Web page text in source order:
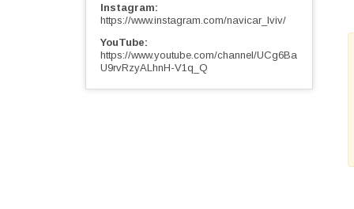
Instagram
https://www.instagram.com/navicar_lviv/
YouTube
https://www.youtube.com/channel/UCg6Ba
U9rvRzyALhnH-V1q_Q